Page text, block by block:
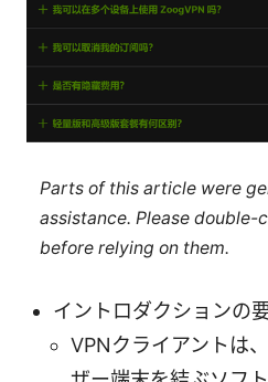
Parts of this article were
assistance. Please
before relying on them.
イントロダクションの
VPNクライアントは